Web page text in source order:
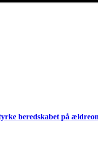
beredskabet på